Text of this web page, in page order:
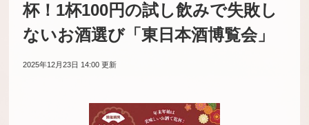
杯！1杯100円の試し飲みで失敗し
ないお酒選び「東日本酒博覧会」
2025年12月23日 14:00 更新